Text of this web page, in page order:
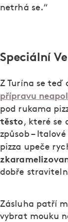
netrhá se.“
Speciální
Z Turína se teď
přípravu
pod rukama
těsto, které se
způsob –
pizza upeče
dobře
Zásluha patří
vybrat mouku